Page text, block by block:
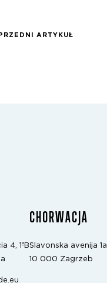
ARTYKUŁ
4, 1ºB
CHORWACJA
Slavonska avenija 1a
10 000 Zagrzeb